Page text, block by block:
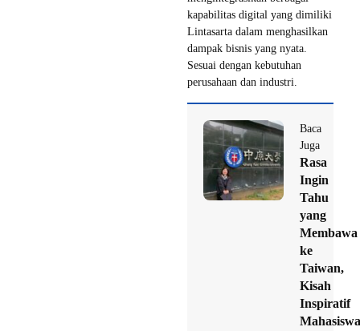
kapabilitas digital yang dimiliki
Lintasarta dalam menghasilkan
dampak bisnis yang nyata.
Sesuai dengan kebutuhan
perusahaan dan industri.
Baca
Juga
Rasa
Ingin
Tahu
yang
Membawa
ke
Taiwan,
Kisah
Inspiratif
Mahasiswa